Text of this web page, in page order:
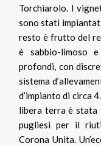
Torchiarolo. I
sono stati
resto è frutto del
è sabbio-limoso
profondi, con
sistema
d’impianto di circa
libera terra è stata
pugliesi per il
Corona Unita.